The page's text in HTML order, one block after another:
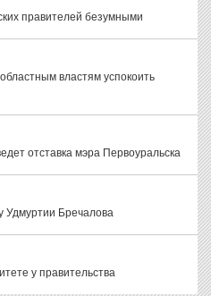
правителей безумными
властям успокоить
отставка мэра Первоуральска
Удмуртии Бречалова
у правительства